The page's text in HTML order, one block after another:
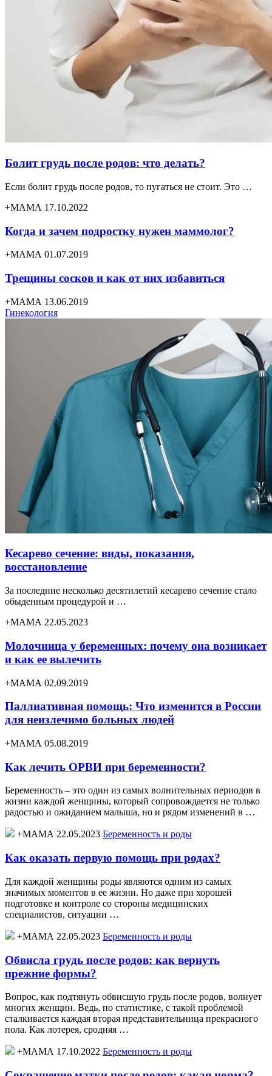
Болит грудь после родов: что делать?
Если болит грудь после родов, то пугаться не стоит. Это …
+МАМА 17.10.2022
Когда и зачем подростку нужен маммолог?
+МАМА 01.07.2019
Трещины сосков и как от них избавиться
+МАМА 13.06.2019
Гинекология
Кесарево сечение: виды, показания,
восстановление
За последние несколько десятилетий кесарево сечение стало
обыденным процедурой и …
+МАМА 22.05.2023
Молочница у беременных: почему она возникает
и как ее вылечить
+МАМА 02.09.2019
Паллиативная помощь: Что изменится в России
для неизлечимо больных людей
+МАМА 05.08.2019
Как лечить ОРВИ при беременности?
Беременность – это один из самых волнительных периодов в
жизни каждой женщины, который сопровождается не только
радостью и ожиданием малыша, но и рядом изменений в …
+МАМА 22.05.2023 Беременность и роды
Как оказать первую помощь при родах?
Для каждой женщины роды являются одним из самых
значимых моментов в ее жизни. Но даже при хорошей
подготовке и контроле со стороны медицинских
специалистов, ситуации …
+МАМА 22.05.2023 Беременность и роды
Обвисла грудь после родов: как вернуть
прежние формы?
Вопрос, как подтянуть обвисшую грудь после родов, волнует
многих женщин. Ведь, по статистике, с такой проблемой
сталкивается каждая вторая представительница прекрасного
пола. Как лотерея, сродняя …
+МАМА 17.10.2022 Беременность и роды